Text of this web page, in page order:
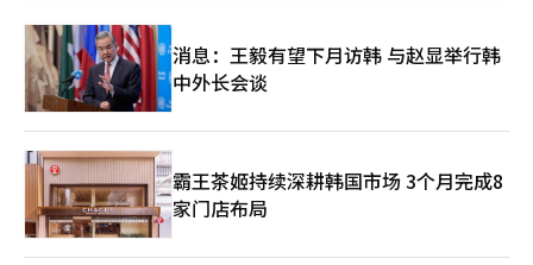
消息：王毅有望下月访韩 与赵显举行韩
中外长会谈
霸王茶姬持续深耕韩国市场 3个月完成8
家门店布局